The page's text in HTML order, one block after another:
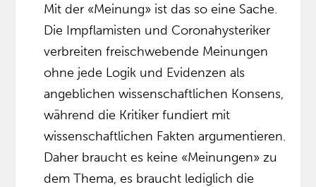
Mit der «Meinung» ist das so eine Sache.
Die Impflamisten und Coronahysteriker
verbreiten freischwebende Meinungen
ohne jede Logik und Evidenzen als
angeblichen wissenschaftlichen Konsens,
während die Kritiker fundiert mit
wissenschaftlichen Fakten argumentieren.
Daher braucht es keine «Meinungen» zu
dem Thema, es braucht lediglich die